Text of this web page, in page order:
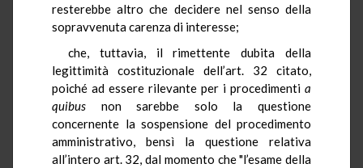
resterebbe altro che decidere nel senso della
sopravvenuta carenza di interesse;
che, tuttavia, il rimettente dubita della
legittimità costituzionale dell’art. 32 citato,
poiché ad essere rilevante per i procedimenti a
quibus non sarebbe solo la questione
concernente la sospensione del procedimento
amministrativo, bensì la questione relativa
all’intero art. 32, dal momento che "l’esame della